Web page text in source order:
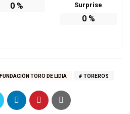
0% Surprise
0%
FUNDACIÓN TORO DE LIDIA TOREROS